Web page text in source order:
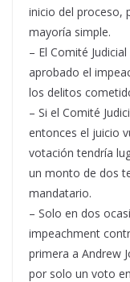
inicio del proceso,
mayoría simple.
– El Comité
aprobado el
los delitos
– Si el Comité
entonces el juicio
votación tendría
un monto de dos
mandatario.
– Solo en dos
impeachment
primera a Andrew
por solo un voto